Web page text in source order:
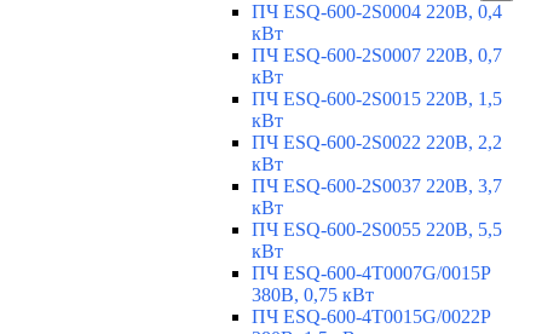
ПЧ ESQ-600-2S0004 220В, 0,4
кВт
ПЧ ESQ-600-2S0007 220В, 0,7
кВт
ПЧ ESQ-600-2S0015 220В, 1,5
кВт
ПЧ ESQ-600-2S0022 220В, 2,2
кВт
ПЧ ESQ-600-2S0037 220В, 3,7
кВт
ПЧ ESQ-600-2S0055 220В, 5,5
кВт
ПЧ ESQ-600-4T0007G/0015P
380В, 0,75 кВт
ПЧ ESQ-600-4T0015G/0022P